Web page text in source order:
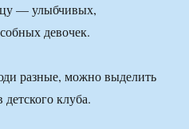
— улыбчивых,
девочек.
разные, можно выделить
клуба.